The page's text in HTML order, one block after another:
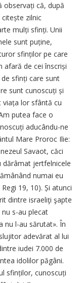
observați că, după
zilnic
mulți sfinți. Unii
sunt puține,
sfinților pe care
afară de cei înscriși
sfinți care sunt
sunt cunoscuți și
viața lor sfântă cu
putea face o
aducându-ne
Mare Proroc Ilie:
Savaot, căci
dărâmat jertfelnicele
numai eu
19, 10). Și atunci
dintre israeliţi şapte
s-au plecat
nu l-au sărutat». În
adevărat al lui
iudei 7.000 de
idolilor păgâni.
sfinților, cunoscuți